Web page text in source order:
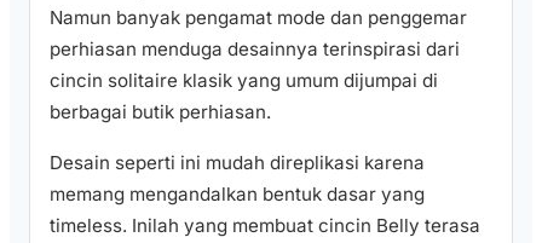
Namun banyak pengamat mode dan penggemar
perhiasan menduga desainnya terinspirasi dari
cincin solitaire klasik yang umum dijumpai di
berbagai butik perhiasan.
Desain seperti ini mudah direplikasi karena
memang mengandalkan bentuk dasar yang
timeless. Inilah yang membuat cincin Belly terasa